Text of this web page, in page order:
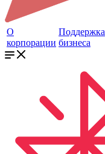
О
корпорации
Поддержка
бизнеса